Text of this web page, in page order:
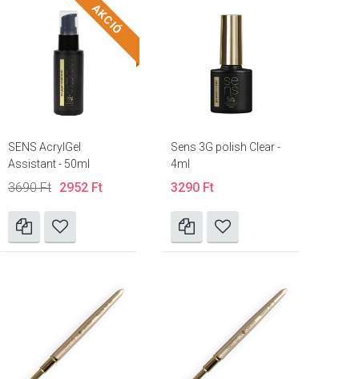
AKCIÓ
SENS AcrylGel
Assistant - 50ml
3690 Ft 2952 Ft
Sens 3G polish Clear -
4ml
3290 Ft